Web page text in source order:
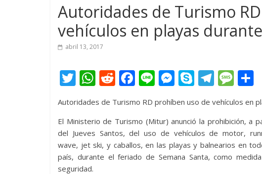
Autoridades de Turismo
vehículos en playas
abril 13, 2017
T
w
itt
er
W
h
at
s
A
p
R
d
di
t
F
e
b
o
o
Li
e
M
ss
e
n
g
S
y
p
e
T
el
e
gr
a
m
M
e
ss
a
g
e
o
ti
Autoridades de Turismo RD prohíben uso de vehículos en
El Ministerio de Turismo (Mitur) anunció la prohibición, a
del Jueves Santos, del uso de vehículos de motor,
wave, jet ski, y caballos, en las playas y balnearios en
país, durante el feriado de Semana Santa, como
seguridad.